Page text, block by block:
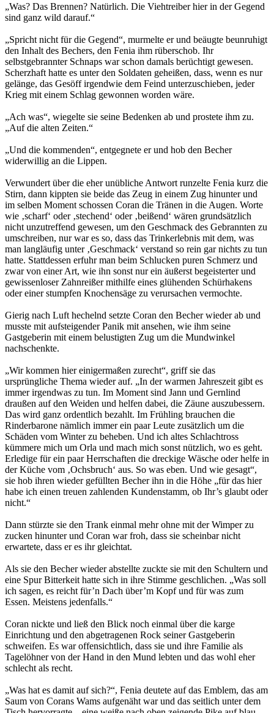
„Was? Das Brennen? Natürlich. Die Viehtreiber hier in der Gegend
sind ganz wild darauf.“
„Spricht nicht für die Gegend“, murmelte er und beäugte beunruhigt
den Inhalt des Bechers, den Fenia ihm rüberschob. Ihr
selbstgebrannter Schnaps war schon damals berüchtigt gewesen.
Scherzhaft hatte es unter den Soldaten geheißen, dass, wenn es nur
gelänge, das Gesöff irgendwie dem Feind unterzuschieben, jeder
Krieg mit einem Schlag gewonnen worden wäre.
„Ach was“, wiegelte sie seine Bedenken ab und prostete ihm zu.
„Auf die alten Zeiten.“
„Und die kommenden“, entgegnete er und hob den Becher
widerwillig an die Lippen.
Verwundert über die eher unübliche Antwort runzelte Fenia kurz die
Stirn, dann kippten sie beide das Zeug in einem Zug hinunter und
im selben Moment schossen Coran die Tränen in die Augen. Worte
wie ‚scharf‘ oder ‚stechend‘ oder ‚beißend‘ wären grundsätzlich
nicht unzutreffend gewesen, um den Geschmack des Gebrannten zu
umschreiben, nur war es so, dass das Trinkerlebnis mit dem, was
man langläufig unter ‚Geschmack‘ verstand so rein gar nichts zu tun
hatte. Stattdessen erfuhr man beim Schlucken puren Schmerz und
zwar von einer Art, wie ihn sonst nur ein äußerst begeisterter und
gewissenloser Zahnreißer mithilfe eines glühenden Schürhakens
oder einer stumpfen Knochensäge zu verursachen vermochte.
Gierig nach Luft hechelnd setzte Coran den Becher wieder ab und
musste mit aufsteigender Panik mit ansehen, wie ihm seine
Gastgeberin mit einem belustigten Zug um die Mundwinkel
nachschenkte.
„Wir kommen hier einigermaßen zurecht“, griff sie das
ursprüngliche Thema wieder auf. „In der warmen Jahreszeit gibt es
immer irgendwas zu tun. Im Moment sind Jann und Gernlind
draußen auf den Weiden und helfen dabei, die Zäune auszubessern.
Das wird ganz ordentlich bezahlt. Im Frühling brauchen die
Rinderbarone nämlich immer ein paar Leute zusätzlich um die
Schäden vom Winter zu beheben. Und ich altes Schlachtross
kümmere mich um Orla und mach mich sonst nützlich, wo es geht.
Erledige für ein paar Herrschaften die dreckige Wäsche oder helfe in
der Küche vom ‚Ochsbruch‘ aus. So was eben. Und wie gesagt“,
sie hob ihren wieder gefüllten Becher ihn in die Höhe „für das hier
habe ich einen treuen zahlenden Kundenstamm, ob Ihr’s glaubt oder
nicht.“
Dann stürzte sie den Trank einmal mehr ohne mit der Wimper zu
zucken hinunter und Coran war froh, dass sie scheinbar nicht
erwartete, dass er es ihr gleichtat.
Als sie den Becher wieder abstellte zuckte sie mit den Schultern und
eine Spur Bitterkeit hatte sich in ihre Stimme geschlichen. „Was soll
ich sagen, es reicht für’n Dach über’m Kopf und für was zum
Essen. Meistens jedenfalls.“
Coran nickte und ließ den Blick noch einmal über die karge
Einrichtung und den abgetragenen Rock seiner Gastgeberin
schweifen. Es war offensichtlich, dass sie und ihre Familie als
Tagelöhner von der Hand in den Mund lebten und das wohl eher
schlecht als recht.
„Was hat es damit auf sich?“, Fenia deutete auf das Emblem, das am
Saum von Corans Wams aufgenäht war und das seitlich unter dem